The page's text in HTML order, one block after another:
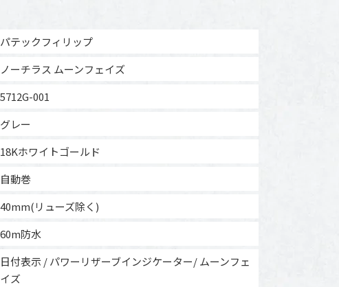
パテックフィリップ
ノーチラス ムーンフェイズ
5712G-001
グレー
18Kホワイトゴールド
自動巻
40mm(リューズ除く)
60m防水
日付表示 / パワーリザーブインジケーター/ ムーンフェ
イズ